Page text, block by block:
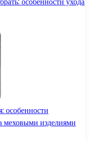
особенности
меховыми изделиями